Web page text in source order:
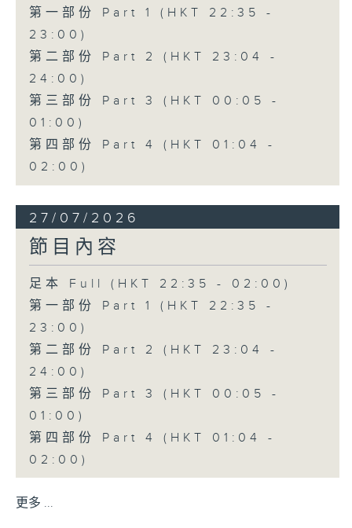
第一部份 Part 1 (HKT 22:35 -
23:00)
第二部份 Part 2 (HKT 23:04 -
24:00)
第三部份 Part 3 (HKT 00:05 -
01:00)
第四部份 Part 4 (HKT 01:04 -
02:00)
27/07/2026
節目內容
足本 Full (HKT 22:35 - 02:00)
第一部份 Part 1 (HKT 22:35 -
23:00)
第二部份 Part 2 (HKT 23:04 -
24:00)
第三部份 Part 3 (HKT 00:05 -
01:00)
第四部份 Part 4 (HKT 01:04 -
02:00)
更多 ...